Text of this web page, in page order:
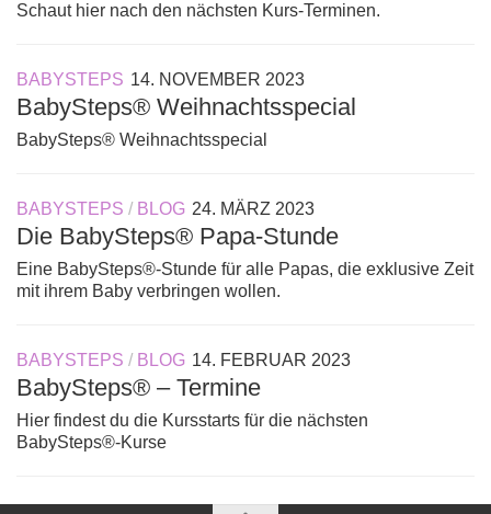
Schaut hier nach den nächsten Kurs-Terminen.
BABYSTEPS 14. NOVEMBER 2023
BabySteps® Weihnachtsspecial
BabySteps® Weihnachtsspecial
BABYSTEPS / BLOG 24. MÄRZ 2023
Die BabySteps® Papa-Stunde
Eine BabySteps®-Stunde für alle Papas, die exklusive Zeit
mit ihrem Baby verbringen wollen.
BABYSTEPS / BLOG 14. FEBRUAR 2023
BabySteps® – Termine
Hier findest du die Kursstarts für die nächsten
BabySteps®-Kurse